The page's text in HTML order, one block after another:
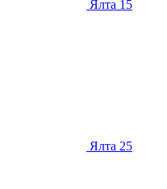
Ялта 15
Ялта 25